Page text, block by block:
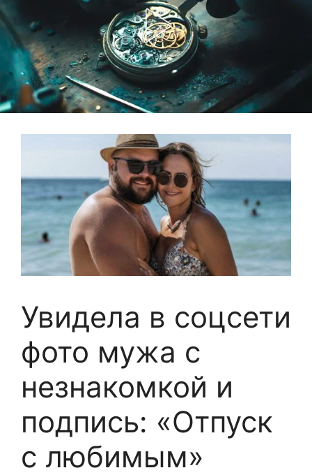
Увидела в соцсети
фото мужа с
незнакомкой и
подпись: «Отпуск
с любимым»